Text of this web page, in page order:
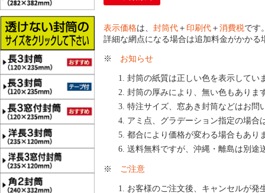
表示価格は、 封筒代 ＋ 印刷代 ＋ 消費税です
詳細な網点になる場合は追加料金がかかる
※ お知らせ
封筒の紙質は正しい色を表示してい
封筒の厚みにより、無い色もありま
特注サイズ、窓あき封筒などはお問
アミ点、グラデーション指定の場合
都合により価格が変わる場合もあり
送料無料ですが、沖縄・離島は別途
※ ご注意
お客様のご注文後、キャンセルが発